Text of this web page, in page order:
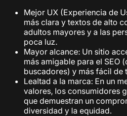
Mejor UX (Experiencia de
más clara y textos de alto
adultos mayores y a las
poca luz.
Mayor alcance: Un sitio
más amigable para el SEO
buscadores) y más fácil de
Lealtad a la marca: En un
valores, los consumidores
que demuestran un
diversidad y la equidad.